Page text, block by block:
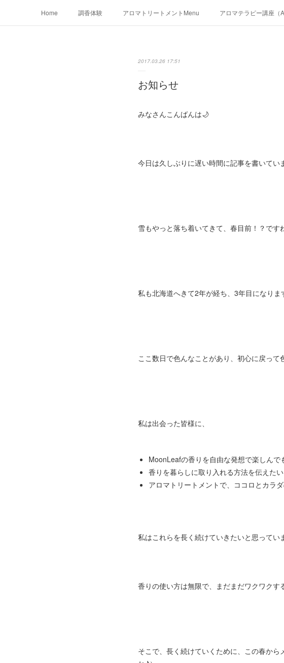
Home 調香体験 アロマトリートメントMenu アロマテラピー講座（
2017.03.26 17:51
お知らせ
みなさんこんばんは🌙
今日は久しぶりに遅い時間に記事を書いてい
雪もやっと落ち着いてきて、春目前！？です
私も北海道へきて2年が経ち、3年目になりま
ここ数日で色んなことがあり、初心に戻って
私は出会った皆様に、
MoonLeafの香りを自由な発想で楽しんで
香りを暮らしに取り入れる方法を伝えたい
アロマトリートメントで、ココロとカラ
私はこれらを長く続けていきたいと思ってい
香りの使い方は無限で、まだまだワクワクす
そこで、長く続けていくために、この春か